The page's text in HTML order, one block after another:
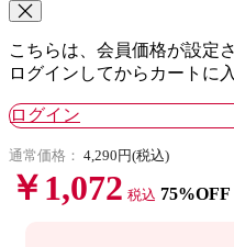
こちらは、会員価格が設定
ログインしてからカートに
ログイン
通常価格： 4,290円(税込)
￥1,072 税込 75%OFF